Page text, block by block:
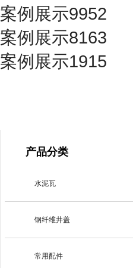
案例展示9952
案例展示8163
案例展示1915
产品分类
水泥瓦
钢纤维井盖
常用配件